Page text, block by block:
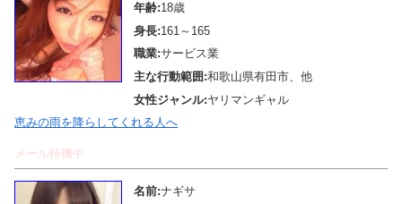
年齢:18歳
身長:161～165
職業:サービス業
主な行動範囲:和歌山県有田市、他
女性ジャンル:ヤリマンギャル
恵みの雨を降らしてくれる人へ
メール待機中
名前:ナギサ